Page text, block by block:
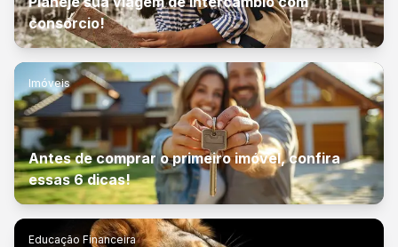
consórcio!
Imóveis
Antes de comprar o primeiro imóvel, confira
essas 6 dicas!
Educação Financeira